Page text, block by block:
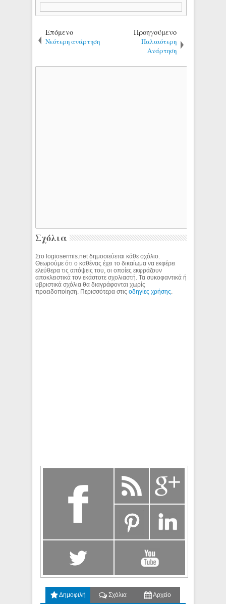
Επόμενο
Νεότερη ανάρτηση
Προηγούμενο
Παλαιότερη
Ανάρτηση
Σχόλια
Στο logiosermis.net δημοσιεύεται κάθε σχόλιο.
Θεωρούμε ότι ο καθένας έχει το δικαίωμα να εκφέρει
ελεύθερα τις απόψεις του, οι οποίες εκφράζουν
αποκλειστικά τον εκάστοτε σχολιαστή. Τα συκοφαντικά ή
υβριστικά σχόλια θα διαγράφονται χωρίς
προειδοποίηση. Περισσότερα στιςοδηγίες χρήσης
Δημοφιλή Σχόλια Αρχείο